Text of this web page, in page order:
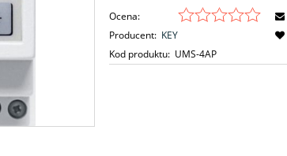
Ocena:
Producent: KEY
Kod produktu: UMS-4AP